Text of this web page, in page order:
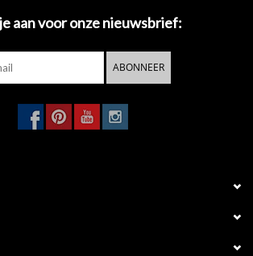
aan voor onze nieuwsbrief:
ABONNEER